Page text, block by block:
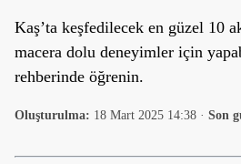
Kaş’ta keşfedilecek en güzel 10
macera dolu deneyimler için
rehberinde öğrenin.
Oluşturulma: 18 Mart 2025 14:38 · Son